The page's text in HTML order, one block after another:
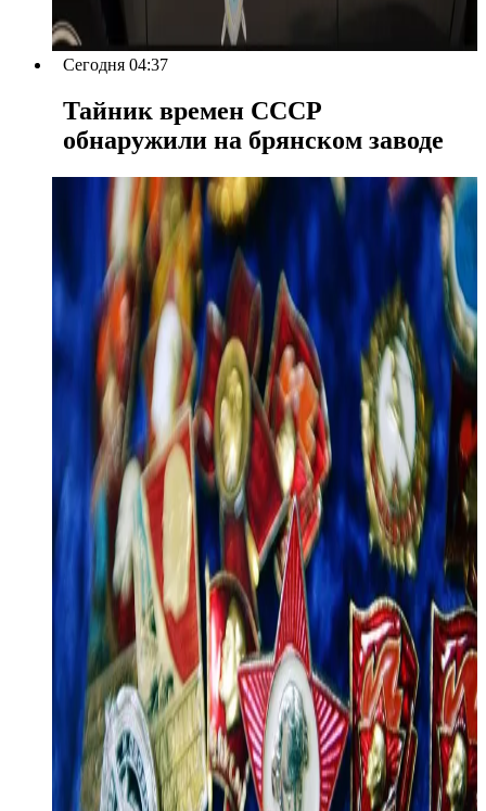
Сегодня 04:37
Тайник времен СССР
обнаружили на брянском заводе